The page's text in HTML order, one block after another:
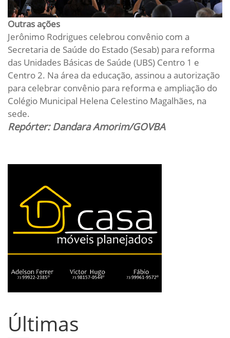
Outras ações
Jerônimo Rodrigues celebrou convênio com a
Secretaria de Saúde do Estado (Sesab) para reforma
das Unidades Básicas de Saúde (UBS) Centro 1 e
Centro 2. Na área da educação, assinou a autorização
para celebrar convênio para reforma e ampliação do
Colégio Municipal Helena Celestino Magalhães, na
sede.
Repórter: Dandara Amorim/GOVBA
Últimas